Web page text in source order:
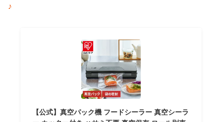
♪
【公式】真空パック機 フードシーラー 真空シーラ